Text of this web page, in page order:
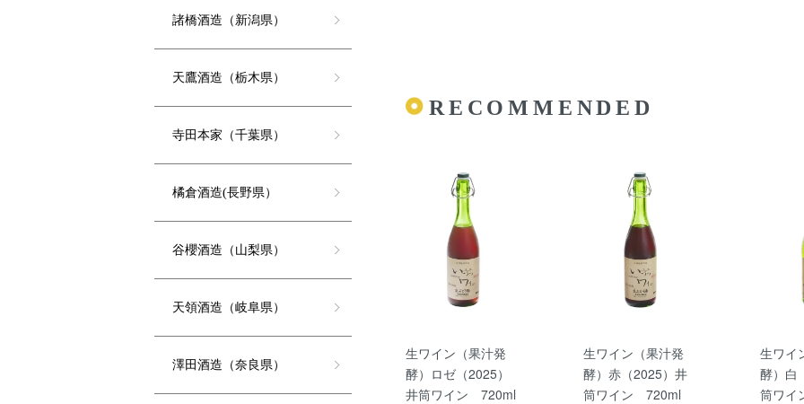
RECOMMENDED
生ワイン（果汁発
酵）ロゼ（2025）
井筒ワイン 720ml
生ワイン（果汁発
酵）赤（2025）井
筒ワイン 720ml
生ワイ
酵）白
筒ワ
諸橋酒造（新潟県）
天鷹酒造（栃木県）
寺田本家（千葉県）
橘倉酒造(長野県）
谷櫻酒造（山梨県）
天領酒造（岐阜県）
澤田酒造（奈良県）